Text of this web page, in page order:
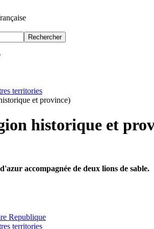
Rechercher
territories
et province)
historique et
accompagnée de deux lions de sable.
Republique
territories